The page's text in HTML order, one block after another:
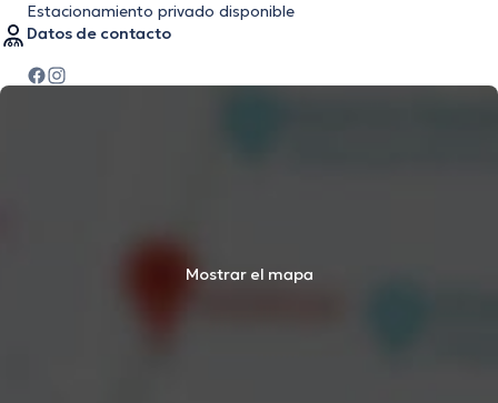
Estacionamiento privado disponible
Datos de contacto
Mostrar el mapa